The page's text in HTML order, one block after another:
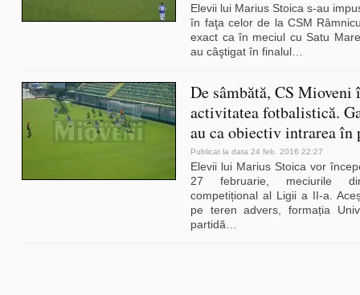
Elevii lui Marius Stoica s-au
în faţa celor de la CSM
exact ca în meciul cu Satu
au câştigat în finalul
De sâmbătă, CS Mioveni
activitatea fotbalistică.
au ca obiectiv intrarea în
Publicat la data 24 feb. 2016 22:27
Elevii lui Marius Stoica vor
27 februarie, meciurile
competițional al Ligii a II-a.
pe teren advers, formația
partidă